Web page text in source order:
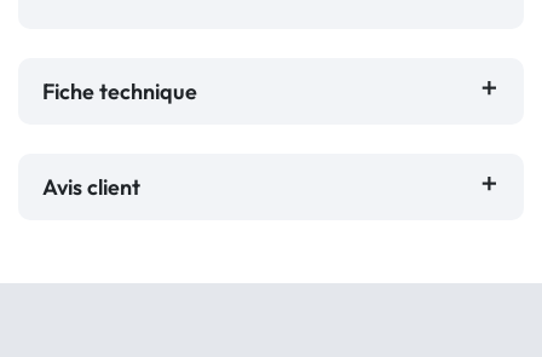
Fiche technique
Avis client